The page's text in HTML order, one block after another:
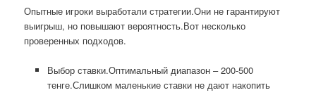
Опытные игроки выработали стратегии.Они не гарантируют
выигрыш, но повышают вероятность.Вот несколько
проверенных подходов.
Выбор ставки.Оптимальный диапазон – 200-500
тенге.Слишком маленькие ставки не дают накопить